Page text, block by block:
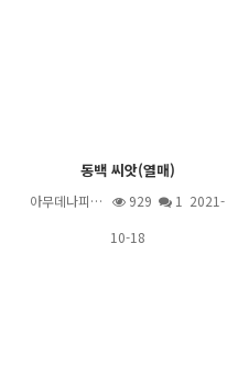
동백 씨앗(열매)
아무데나피… 929 1 2021-
10-18